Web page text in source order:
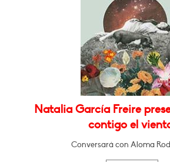
Natalia García Freire
contigo el
Conversará con Aloma